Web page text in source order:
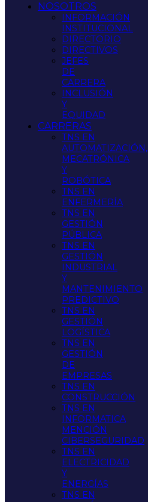
NOSOTROS
INFORMACIÓN
INSTITUCIONAL
DIRECTORIO
DIRECTIVOS
JEFES
DE
CARRERA
INCLUSIÓN
Y
EQUIDAD
CARRERAS
TNS EN
AUTOMATIZACIÓN,
MECATRÓNICA
Y
ROBÓTICA
TNS EN
ENFERMERÍA
TNS EN
GESTIÓN
PÚBLICA
TNS EN
GESTIÓN
INDUSTRIAL
Y
MANTENIMIENTO
PREDICTIVO
TNS EN
GESTIÓN
LOGÍSTICA
TNS EN
GESTIÓN
DE
EMPRESAS
TNS EN
CONSTRUCCIÓN
TNS EN
INFORMATICA
MENCIÓN
CIBERSEGURIDAD
TNS EN
ELECTRICIDAD
Y
ENERGÍAS
TNS EN